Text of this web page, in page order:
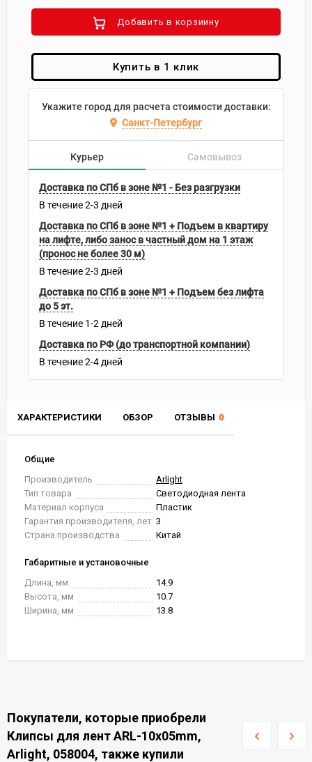
ХАРАКТЕРИСТИКИ ОБЗОР ОТЗЫВЫ 0
Общие
Производитель
Arlight
Тип товара
Светодиодная лента
Материал корпуса
Пластик
Гарантия производителя, лет 3
Страна производства
Китай
Габаритные и установочные
Длина, мм
14.9
Высота, мм
10.7
Ширина, мм
13.8
Добавить в корзиину
Купить в 1 клик
Укажите город для расчета стоимости доставки:
Санкт-Петербург
Курьер Самовывоз
Доставка по СПб в зоне №1 - Без разгрузки
В течение2-3 дней
Доставка по СПб в зоне №1 + Подъем в квартиру
на лифте, либо занос в частный дом на 1 этаж
(пронос не более 30 м)
В течение2-3 дней
Доставка по СПб в зоне №1 + Подъем без лифта
до 5 эт.
В течение 1-2 дней
Доставка по РФ (до транспортной компании)
В течение2-4 дней
Покупатели, которые приобрели
Клипсы для лент ARL-10x05mm,
Arlight, 058004, также купили